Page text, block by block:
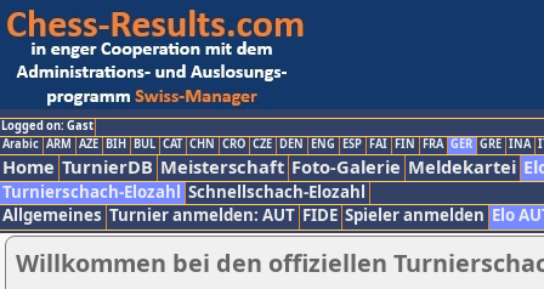
Logged on: Gast
Arabic ARM AZE BIH BUL CAT CHN CRO CZE DEN ENG ESP FAI FIN FRA GER GRE INA
Home TurnierDB Meisterschaft Foto-Galerie Meldekartei
Turnierschach-Elozahl Schnellschach-Elozahl
Allgemeines Turnier anmelden: AUT FIDE Spieler anmelden Elo
Willkommen bei den offiziellen